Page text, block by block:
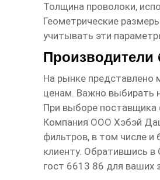
Толщина проволоки,
Геометрические
учитывать эти
Производители
На рынке представлено
ценам. Важно выбирать
При выборе поставщика
Компания ООО Хэбэй
фильтров, в том числе
клиенту. Обратившись
гост 6613 86 для ваших